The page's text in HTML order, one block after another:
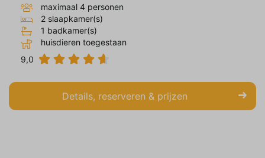
maximaal 4 personen
2 slaapkamer(s)
1 badkamer(s)
huisdieren toegestaan
9,0
Details, reserveren & prijzen